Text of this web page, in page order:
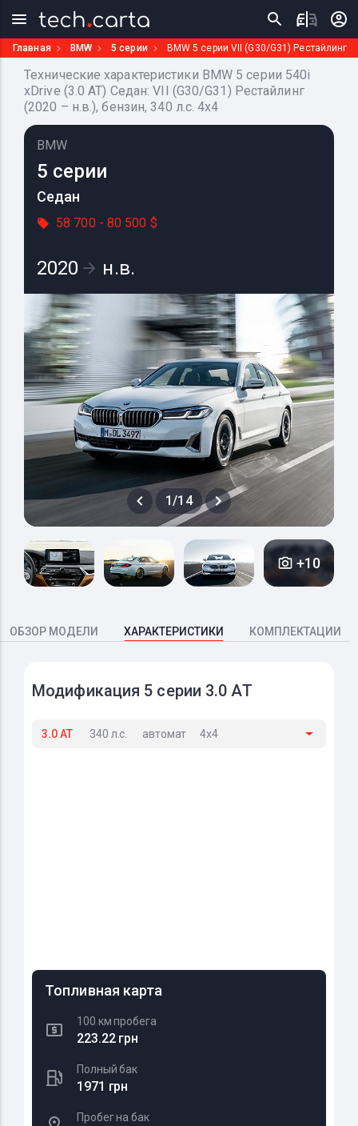
Главная BMW 5 серии BMW 5 серии VII (G30/G31) Рестайлинг
Технические характеристики BMW 5 серии 540i
xDrive (3.0 AT) Седан: VII (G30/G31) Рестайлинг
(2020 – н.в.), бензин, 340 л.с. 4x4
BMW
5 серии
Седан
58 700 - 80 500 $
2020 н.в.
1/14
+10
ОБЗОР МОДЕЛИ ХАРАКТЕРИСТИКИ КОМПЛЕКТАЦИИ
Модификация 5 серии 3.0 AT
3.0 AT 340 л.с. автомат 4x4
Топливная карта
100 км пробега
223.22 грн
Полный бак
1971 грн
Пробег на бак